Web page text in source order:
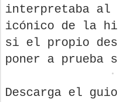
interpretaba al
icónico de la
si el propio
poner a prueba
Descarga el